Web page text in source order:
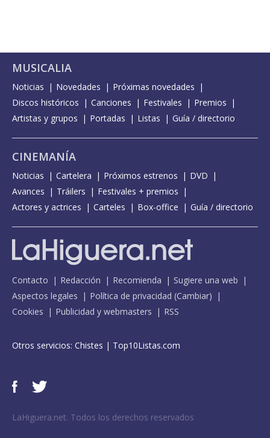
MUSICALIA
Noticias Novedades
Próximas novedades
Discos históricos
Canciones Festivales
Premios
Artistas y grupos
Portadas Listas Guía / directorio
CINEMANÍA
Noticias Cartelera Próximos estrenos
DVD
Avances
Tráilers
Festivales + premios
Actores y actrices
Carteles Box-office Guía / directorio
Contacto Redacción Recomienda
Sugiere una web
Aspectos legales
Política de privacidad (Cambiar)
Cookies
Publicidad y webmasters RSS
Otros servicios: Chistes | Top10Listas.com
LaHiguera.net. Todos los derechos reservados